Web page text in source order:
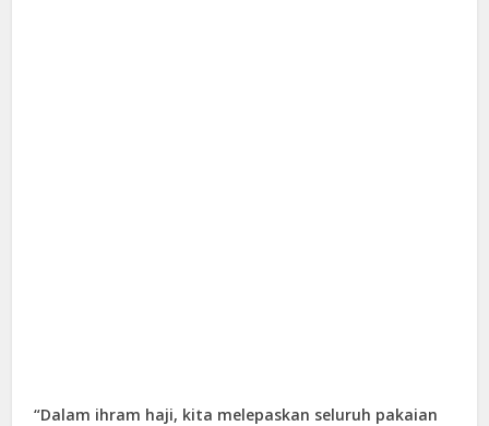
“Dalam ihram haji, kita melepaskan seluruh pakaian